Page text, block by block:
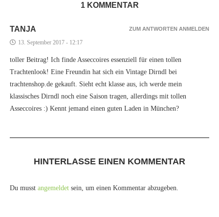
1 KOMMENTAR
TANJA
13. September 2017 - 12:17
toller Beitrag! Ich finde Asseccoires essenziell für einen tollen
Trachtenlook! Eine Freundin hat sich ein Vintage Dirndl bei
trachtenshop.de gekauft. Sieht echt klasse aus, ich werde mein
klassisches Dirndl noch eine Saison tragen, allerdings mit tollen
Asseccoires :) Kennt jemand einen guten Laden in München?
ZUM ANTWORTEN ANMELDEN
HINTERLASSE EINEN KOMMENTAR
Du musst angemeldet sein, um einen Kommentar abzugeben.